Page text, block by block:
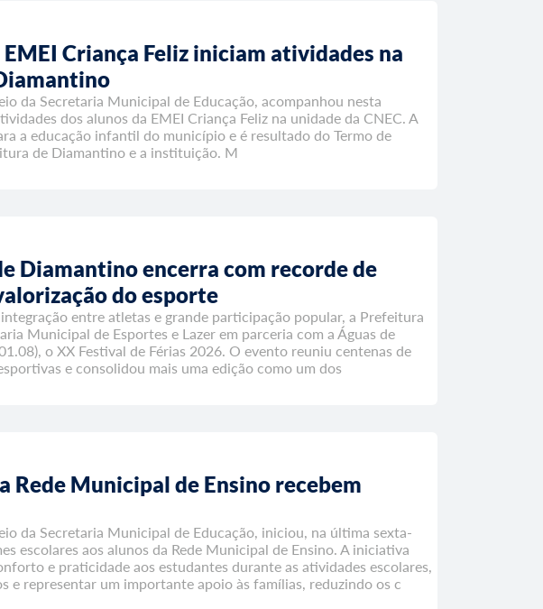
Criança Feliz iniciam atividades na
da Secretaria Municipal de Educação, acompanhou nesta
dos alunos da EMEI Criança Feliz na unidade da CNEC. A
a educação infantil do município e é resultado do Termo de
de Diamantino e a instituição. M
Diamantino encerra com recorde de
do esporte
entre atletas e grande participação popular, a Prefeitura
Municipal de Esportes e Lazer em parceria com a Águas de
o XX Festival de Férias 2026. O evento reuniu centenas de
e consolidou mais uma edição como um dos
Rede Municipal de Ensino recebem
da Secretaria Municipal de Educação, iniciou, na última sexta-
escolares aos alunos da Rede Municipal de Ensino. A iniciativa
e praticidade aos estudantes durante as atividades escolares,
e representar um importante apoio às famílias, reduzindo os c